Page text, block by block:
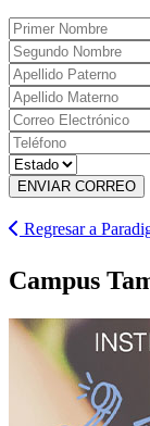
ENVIAR CORREO
Regresar a
Campus